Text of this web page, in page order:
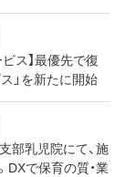
ス】最優先で復
」を新たに開始
部乳児院にて、施
で保育の質・業